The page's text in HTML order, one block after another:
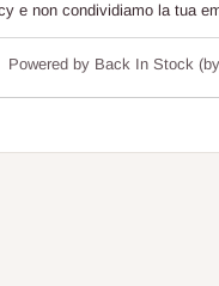
e non condividiamo la tua
Powered by Back In Stock